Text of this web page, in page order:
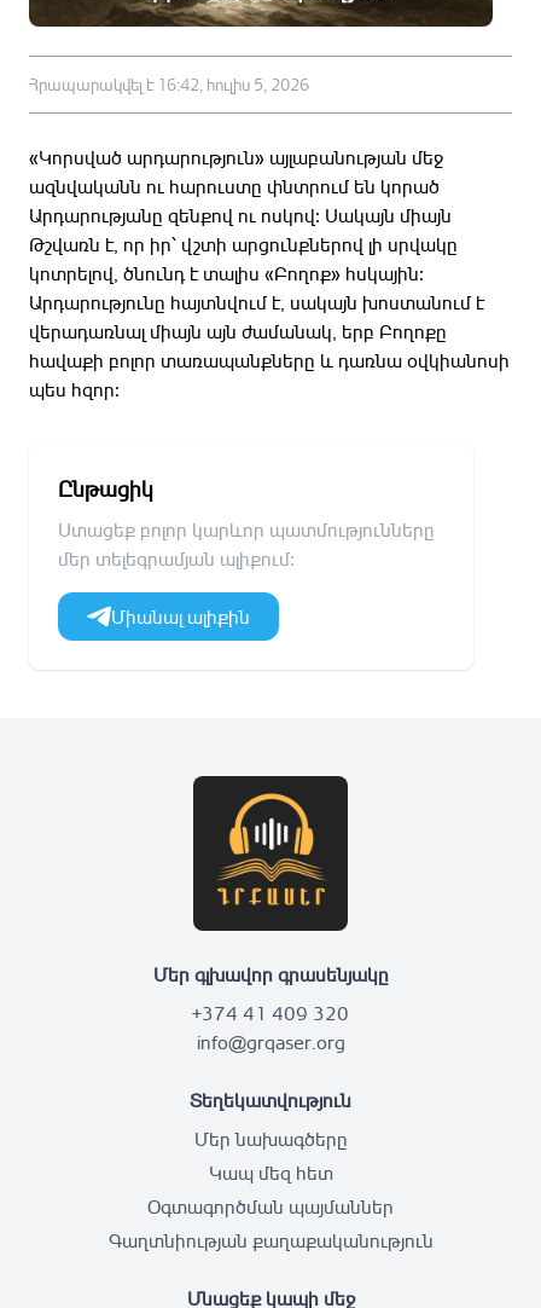
Հրապարակվել է 16:42, հուլիս 5, 2026
«Կորսված արդարություն» այլաբանության մեջ
ազնվականն ու հարուստը փնտրում են կորած
Արդարությանը զենքով ու ոսկով։ Սակայն միայն
Թշվառն է, որ իր՝ վշտի արցունքներով լի սրվակը
կոտրելով, ծնունդ է տալիս «Բողոք» հսկային։
Արդարությունը հայտնվում է, սակայն խոստանում է
վերադառնալ միայն այն ժամանակ, երբ Բողոքը
հավաքի բոլոր տառապանքները և դառնա օվկիանոսի
պես հզոր։
Ընթացիկ
Ստացեք բոլոր կարևոր պատմությունները
մեր տելեգրամյան ալիքում։
Միանալ ալիքին
Մեր գլխավոր գրասենյակը
+374 41 409 320
info@grqaser.org
Տեղեկատվություն
Մեր նախագծերը
Կապ մեզ հետ
Օգտագործման պայմաններ
Գաղտնիության քաղաքականություն
Մնացեք կապի մեջ